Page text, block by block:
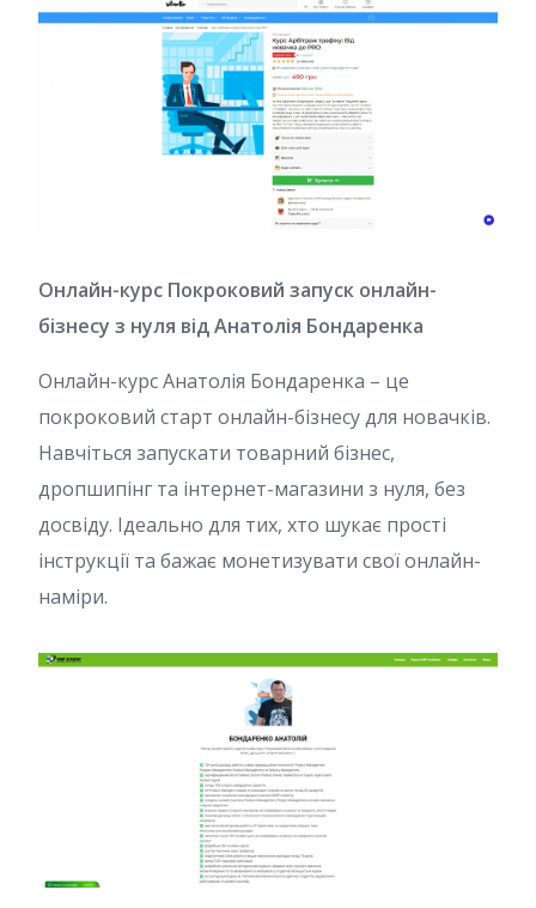
Онлайн-курс Покроковий запуск онлайн-
бізнесу з нуля від Анатолія Бондаренка
Онлайн-курс Анатолія Бондаренка – це
покроковий старт онлайн-бізнесу для новачків.
Навчіться запускати товарний бізнес,
дропшипінг та інтернет-магазини з нуля, без
досвіду. Ідеально для тих, хто шукає прості
інструкції та бажає монетизувати свої онлайн-
наміри.